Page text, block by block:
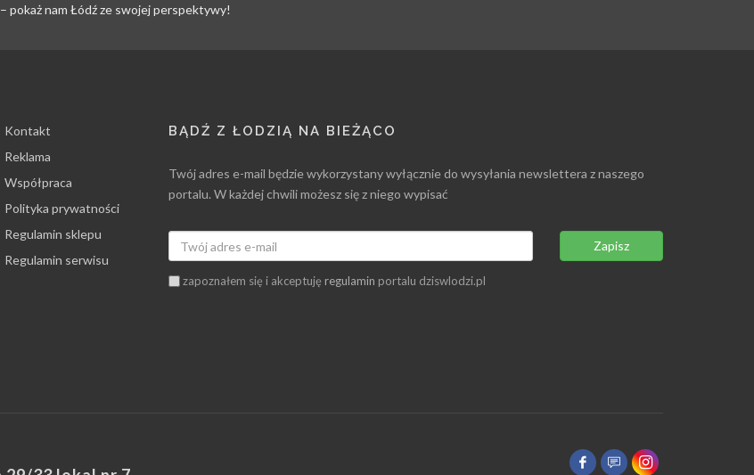
pokaż nam Łódź ze swojej perspektywy!
Kontakt
Reklama
Współpraca
Polityka prywatności
Regulamin sklepu
Regulamin serwisu
BĄDŹ Z ŁODZIĄ NA BIEŻĄCO
Twój adres e-mail będzie wykorzystany wyłącznie do wysyłania newslettera z naszego
portalu. W każdej chwili możesz się z niego wypisać
Zapisz
zapoznałem się i akceptuję regulamin portalu dziswlodzi.pl